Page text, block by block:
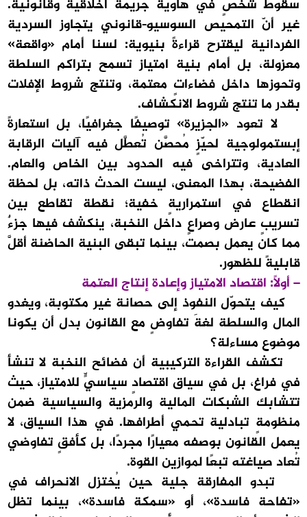
سقوطَ شخصٍ في هاوية جريمة أخلاقية وقانونية.
غير أنّ التمحيص السوسيو-قانوني يتجاوز السردية
الفردانية ليقترح قراءةً بنيوية: لسنا أمام «واقعة»
معزولة، بل أمام بنية امتياز تسمح بتراكم السلطة
وتحوزها داخل فضاءاتٍ معتمة، وتنتج شروط الإفلات
بقدر ما تنتج شروط الانكشاف.
لا تعود «الجزيرة» توصيفًا جغرافيًا، بل استعارةً
إبستمولوجية لحيّزٍ مُحصَّن تُعطَّل فيه آليات الرقابة
العادية، وتتراخى فيه الحدود بين الخاص والعام.
الفضيحة، بهذا المعنى، ليست الحدث ذاته، بل لحظة
انقطاع في استمراريةٍ خفية؛ نقطة تقاطع بين
تسريبٍ عارض وصراعٍ داخل النخبة، ينكشف فيها جزءٌ
مما كان يعمل بصمت، بينما تبقى البنية الحاضنة أقلَّ
قابليةً للظهور.
– أولًا: اقتصاد الامتياز وإعادة إنتاج العتمة
كيف يتحوّل النفوذ إلى حصانة غير مكتوبة، ويغدو
المال والسلطة لغةَ تفاوضٍ مع القانون بدل أن يكونا
موضوع مساءلة؟
تكشف القراءة التركيبية أن فضائح النخبة لا تنشأ
في فراغ، بل في سياق اقتصادٍ سياسيٍّ للامتياز، حيث
تتشابك الشبكات المالية والرمزية والسياسية ضمن
منظومةٍ تبادلية تحمي أطرافها. في هذا السياق، لا
يعمل القانون بوصفه معيارًا مجردًا، بل كأفقٍ تفاوضي
تُعاد صياغته تبعًا لموازين القوة.
تبدو المفارقة جلية حين يُختزل الانحراف في
«تفاحة فاسدة»، أو «سمكة فاسدة»، بينما تظل